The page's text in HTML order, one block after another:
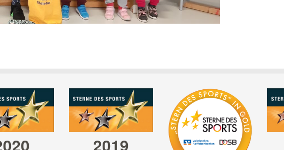
2019
kleiner Stern
in gold
großer Stern
in silber